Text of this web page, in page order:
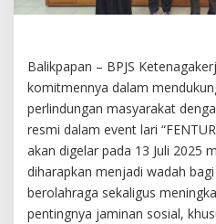
Balikpapan – BPJS
komitmennya dalam
perlindungan masyarakat
resmi dalam event lari
akan digelar pada 13 Juli 2025
diharapkan menjadi wadah
berolahraga sekaligus
pentingnya jaminan sosial,